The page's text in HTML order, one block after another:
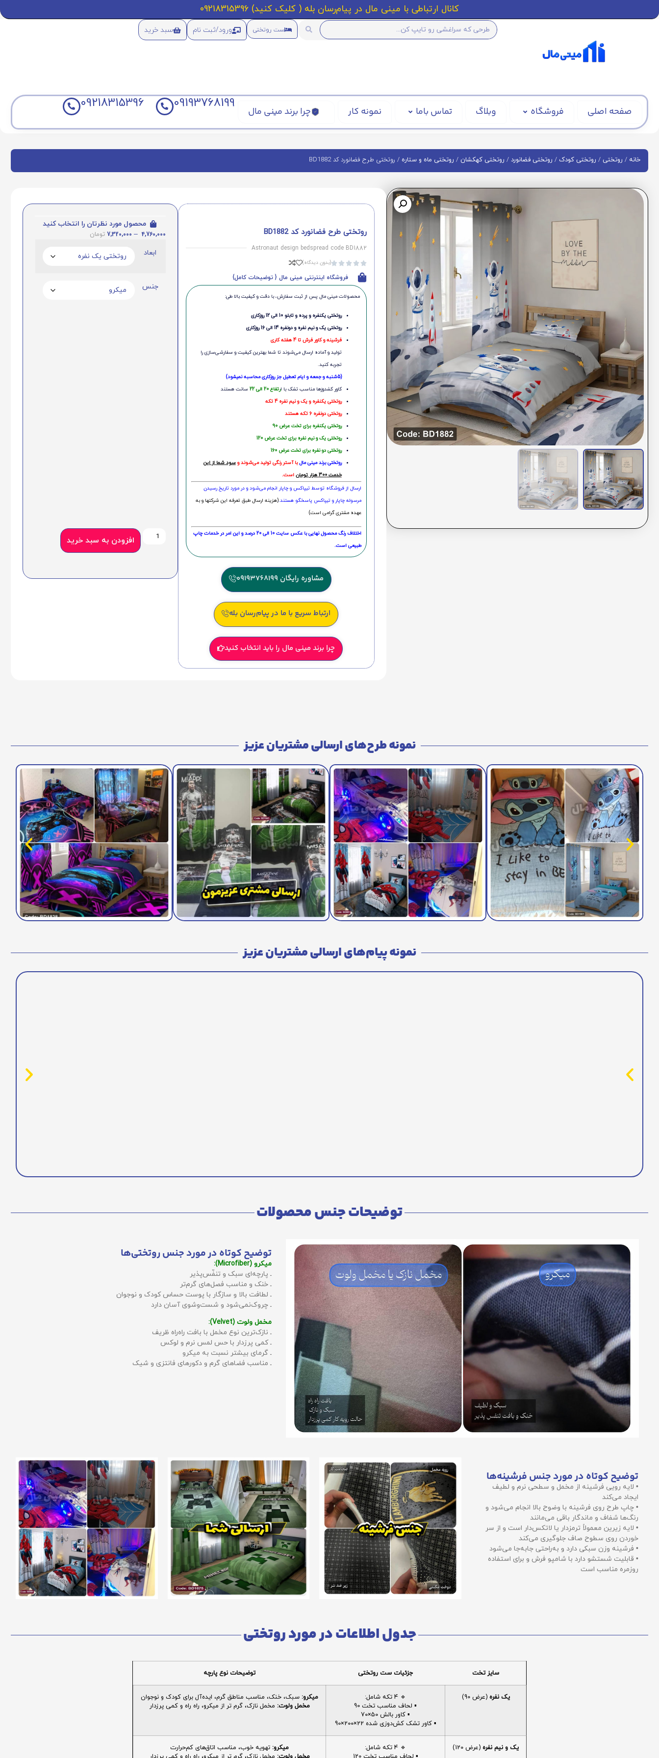
کانال ارتباطی با مینی مال در پیام‌رسان بله ( کلیک کنید) 09218315396
ست روتختی ورود/ثبت نام سبد خرید
صفحه اصلی فروشگاه وبلاگ تماس باما نمونه کار چرا برند مینی مال
09193768199
09218315396
خانه / روتختی / روتختی کودک / روتختی فضانورد / روتختی کهکشان / روتختی ماه و ستاره / روتختی طرح فضانورد کد BD1882
روتختی طرح فضانورد کد BD1882
Astronaut design bedspread code BD1882




(بدون دیدگاه)
فروشگاه اینترنتی مینی مال { توضیحات کامل}
محصولات مینی‌ مال پس از ثبت سفارش، با دقت و کیفیت بالا طی:
روتختی یکنفره و پرده و تابلو 10 الی 12 روزکاری
روتختی یک و نیم نفره و دونفره 14 الی 16 روزکاری
فرشینه و کاور فرش تا 4 هفته کاری
تولید و آماده ارسال می‌شوند تا شما بهترین کیفیت و سفارشی‌سازی را
تجربه کنید.
(5شنبه و جمعه و ایام تعطیل جز روزکاری محاسبه نمیشود)
کاور کشدوزها مناسب تشک با ارتفاع 20 الی 22
سانت هستند
روتختی یکنفره و یک و نیم نفره 4 تکه
روتختی دونفره 6 تکه هستند
روتختی یکنفره برای تخت عرض 90
روتختی یک و نیم نفره برای تخت عرض 120
روتختی دو نفره برای تخت عرض 160
روتختی‌ برند مینی مالبا آستر رنگی تولید می‌شوند وسود شما از این
خدمت 300 هزار تومان
است.
ارسال از فروشگاه توسط تیپاکس و چاپار انجام می‌شود و در مورد تاریخ رسیدن
مرسوله چاپار و تیپاکس پاسخگو هستند.(هزینه ارسال طبق تعرفه این شرکتها و به
عهده مشتری گرامی است)
اختلاف رنگ محصول نهایی با عکس سایت 10 الی 20 درصد و این امر در خدمات چاپ
طبیعی است.
مشاوره رایگان 09193768199
ارتباط سریع با ما در پیام‌رسان بله
چرا برند مینی مال را باید انتخاب کنید
محصول مورد نظرتان را انتخاب کنید
4,760,000
–
7,320,000 تومان
ابعاد
جنس
افزودن به سبد خرید
نمونه طرح‌های ارسالی مشتریان عزیز
نمونه پیام‌های ارسالی مشتریان عزیز
توضیحات جنس محصولات
توضیح کوتاه در مورد جنس روتختی‌ها
میکرو (Microfiber):
ـ پارچه‌ای سبک و تنفّس‌پذیر
ـ خنک و مناسب فصل‌های گرم‌تر
ـ لطافت بالا و سازگار با پوست حساس کودک و نوجوان
ـ چروک‌نمی‌شود و شست‌وشوی آسان دارد
مخمل ولوت (Velvet):
ـ نازک‌ترین نوع مخمل با بافت راه‌راه ظریف
ـ کمی پرزدار با حس لمس نرم و لوکس
ـ گرمای بیشتر نسبت به میکرو
ـ مناسب فضاهای گرم و دکورهای فانتزی و شیک
توضیح کوتاه در مورد جنس فرشینه‌ها
• لایه رویی فرشینه از مخمل و سطحی نرم و لطیف
ایجاد می‌کند
• چاپ طرح روی فرشینه با وضوح بالا انجام می‌شود و
رنگ‌ها شفاف و ماندگار باقی می‌مانند
• لایه زیرین معمولاً ترمزدار یا لاتکس‌دار است و از سر
خوردن روی سطوح صاف جلوگیری می‌کند
• فرشینه وزن سبکی دارد و به‌راحتی جابه‌جا می‌شود
• قابلیت شستشو دارد با شامپو فرش و برای استفاده
روزمره مناسب است
جدول اطلاعات در مورد روتختی
سایز تخت جزئیات ست روتختی توضیحات نوع پارچه
یک نفره (عرض 90)
🔹 4 تکه شامل:
▪️ لحاف مناسب تخت 90
▪️ کاور بالش 50×70
▪️ کاور تشک کش‌دوزی شده 22×200×90
میکرو: سبک، خنک، مناسب مناطق گرم، ایده‌آل برای کودک و نوجوان
مخمل ولوت: مخمل نازک، گرم تر از میکرو، راه راه و کمی پرزدار
یک و نیم نفره (عرض 120)
🔹 4 تکه شامل:
میکرو: تهویه خوب، مناسب اتاق‌های کم‌حرارت